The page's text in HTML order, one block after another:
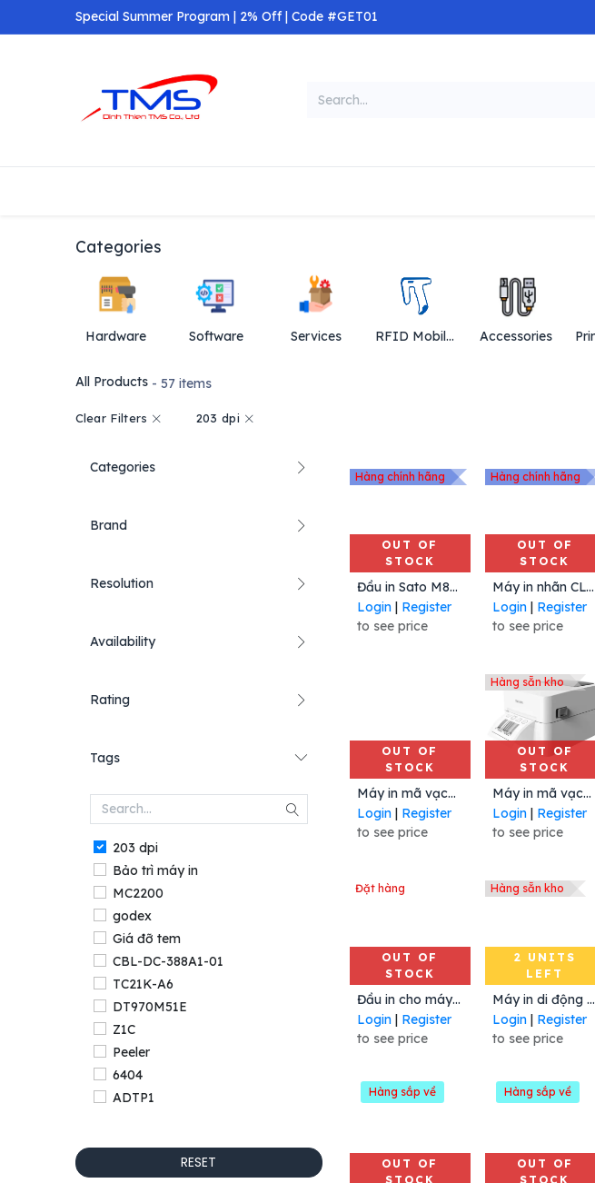
Skip to ContentSpecial Summer Program | 2% Off | Code #GET01
NEW
Categories
Hardware Software Services RFID Mobil Reader Accessories
All Products - 57 items
Clear Filters 203 dpi
Categories
Brand
Resolution
Availability
Rating
Tags
203 dpi
Bảo trì máy in
MC2200
godex
Giá đỡ tem
CBL-DC-388A1-01
TC21K-A6
DT970M51E
Z1C
Peeler
6404
ADTP1
RESET
Hàng chính hãng
OUT OF
STOCK
Đầu in Sato M84Pro-2, 203 dpi
Login| Register
to see price
Hàng chính hãng
OUT OF
STOCK
Máy in nhãn CL-F208DT, 203 dpi, Hiệu Citizen
Login| Register
to see price
OUT OF
STOCK
Máy in mã vạch Argox CP-2140EX
Login| Register
to see price
Hàng sẵn kho
OUT OF
STOCK
Máy in mã vạch Deli DL-720C, Hiệu Deli
Login| Register
to see price
Đặt hàng
OUT OF
STOCK
Đầu in cho máy in mã vạch 170Xi4, ZE500-6, 203 dpi, Mã: P1004236, Hiệu Zebra
Login| Register
to see price
Hàng sẵn kho
2 UNITS
LEFT
Add to CartMáy in di động ZQ320, 203 dpi, Mã: ZQ32-AAW01RA-00, Hiệu Zebra
Login| Register
to see price
Hàng sắp về
OUT OF
STOCK
Hàng sắp về
OUT OF
STOCK